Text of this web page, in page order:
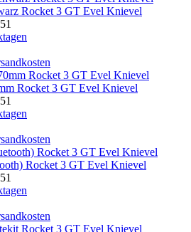
Rocket 3 GT Evel Knievel
Rocket 3 GT Evel Knievel
Rocket 3 GT Evel Knievel